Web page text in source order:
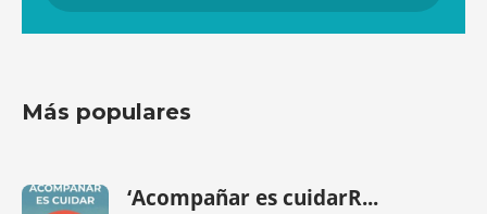
Más populares
‘Acompañar es cuidarR...